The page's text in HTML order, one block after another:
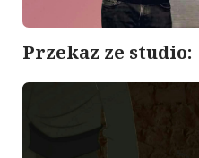
Przekaz ze studio: